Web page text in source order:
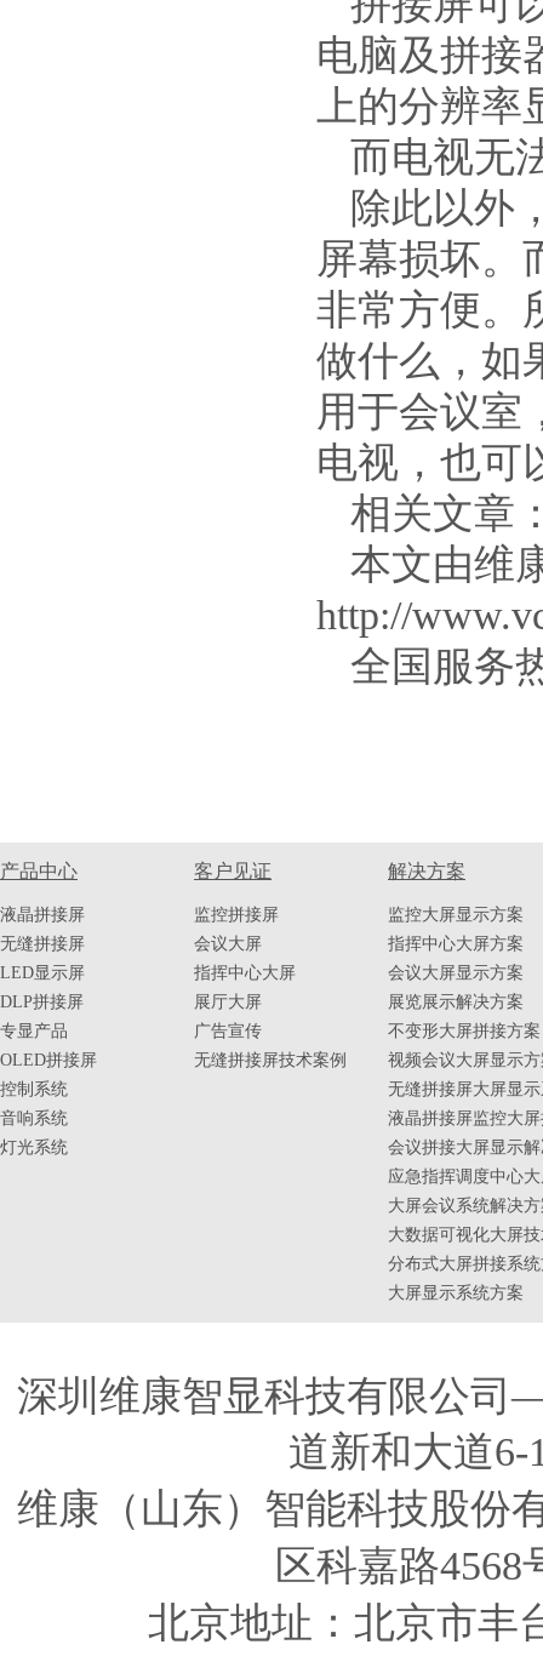
电脑及拼接
上的分辨
而电视无
除此以外
屏幕损坏。
非常方便。
做什么，如
用于会议室
电视，也可
相关文章
本文由维
http://
全国服务
产品中心
液晶拼接屏
无缝拼接屏
LED显示屏
DLP拼接屏
专显产品
OLED拼接屏
控制系统
音响系统
灯光系统
客户见证
监控拼接屏
会议大屏
指挥中心大屏
展厅大屏
广告宣传
无缝拼接屏技术案例
解决方案
监控大屏显示方案
指挥中心大屏方案
会议大屏显示方案
展览展示解决方案
不变形大屏拼接方案
视频会议大屏显示
无缝拼接屏大屏显
液晶拼接屏监控大
会议拼接大屏显示
应急指挥调度中心
大屏会议系统解决
大数据可视化大屏
分布式大屏拼接系
大屏显示系统方案
深圳维康智显科技有限公
道新和大道6-
维康（山东）智能科技股
区科嘉路
北京地址：北京市丰